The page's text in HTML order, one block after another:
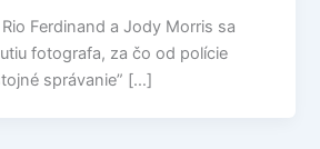
Ferdinand a Jody Morris sa
fotografa, za čo od polície
správanie” […]